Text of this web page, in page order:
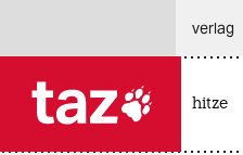
verlag
hitze